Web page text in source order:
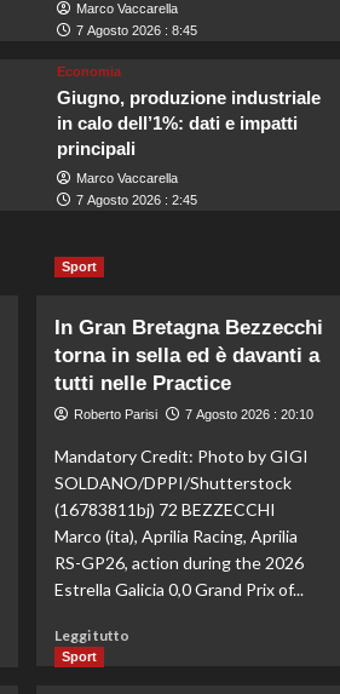
Marco Vaccarella
7 Agosto 2026 : 8:45
Economia
Giugno, produzione industriale
in calo dell’1%: dati e impatti
principali
Marco Vaccarella
7 Agosto 2026 : 2:45
Sport
In Gran Bretagna Bezzecchi
torna in sella ed è davanti a
tutti nelle Practice
Roberto Parisi 7 Agosto 2026 : 20:10
Mandatory Credit: Photo by GIGI
SOLDANO/DPPI/Shutterstock
(16783811bj) 72 BEZZECCHI
Marco (ita), Aprilia Racing, Aprilia
RS-GP26, action during the 2026
Estrella Galicia 0,0 Grand Prix of...
Leggi tutto
Sport